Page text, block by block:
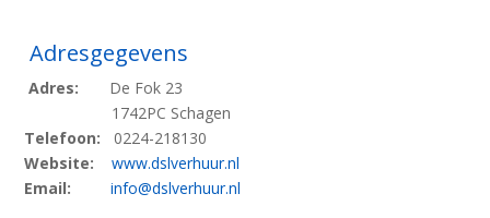
Adresgegevens
Adres: De Fok 23
1742PC Schagen
Telefoon: 0224-218130
Website:
www.dslverhuur.nl
Email:
info@dslverhuur.nl